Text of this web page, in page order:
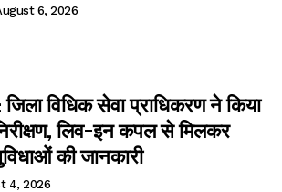
6, 2026
जिला विधिक सेवा प्राधिकरण ने किया
लिव-इन कपल से मिलकर
की जानकारी
4, 2026